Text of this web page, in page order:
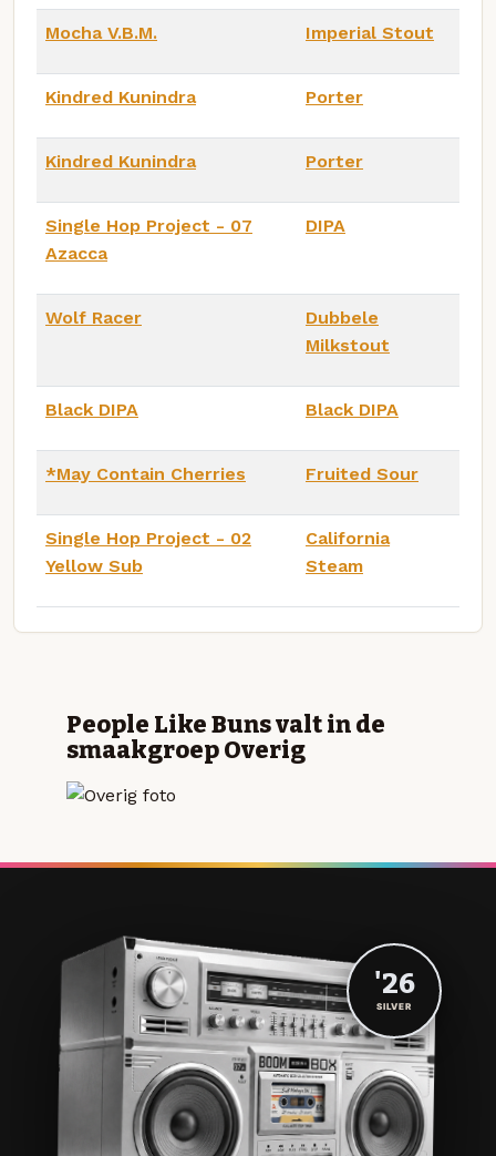
Mocha V.B.M. Imperial Stout
Kindred Kunindra Porter
Kindred Kunindra Porter
Single Hop Project - 07
Azacca
DIPA
Wolf Racer
Dubbele
Milkstout
Black DIPA Black DIPA
*May Contain Cherries Fruited Sour
Single Hop Project - 02
Yellow Sub
California
Steam
People Like Buns valt in de
smaakgroep Overig
'26
SILVER